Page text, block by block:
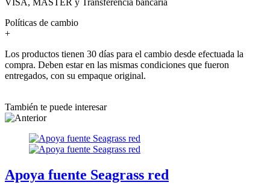
Políticas de cambio
+
Los productos tienen 30 días para el cambio desde efectuada la
compra. Deben estar en las mismas condiciones que fueron
entregados, con su empaque original.
También te puede interesar
Apoya fuente Seagrass red